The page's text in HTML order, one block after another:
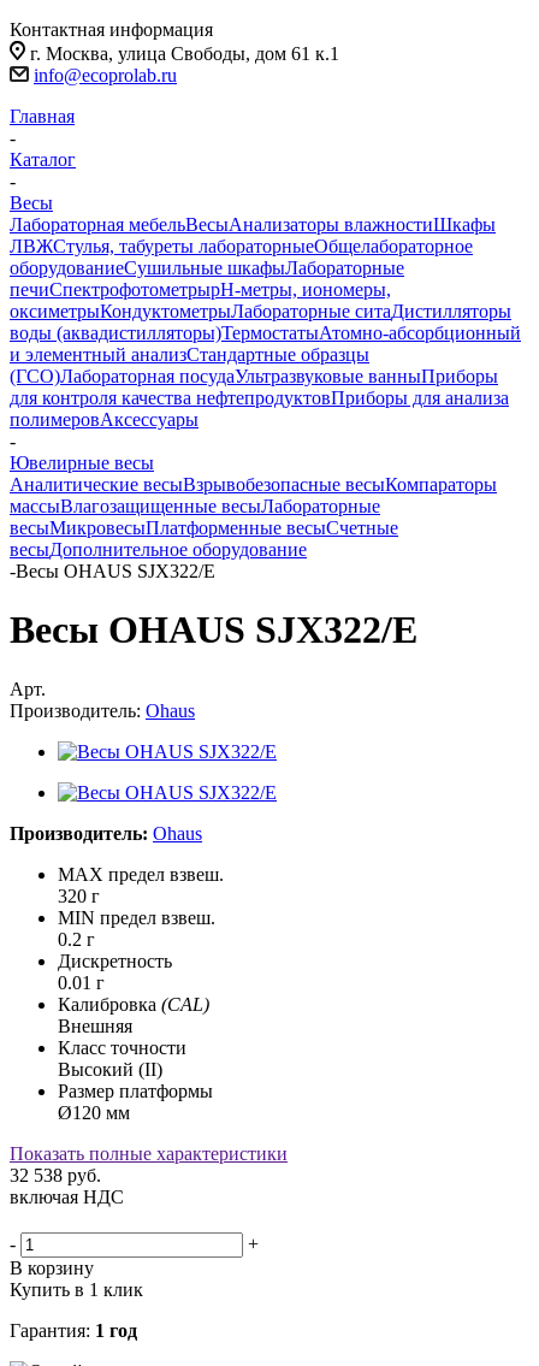
Контактная информация
г. Москва, улица Свободы, дом 61 к.1
info@ecoprolab.ru
Главная
-
Каталог
-
Весы
Лабораторная мебельВесыАнализаторы влажностиШкафы
ЛВЖСтулья, табуреты лабораторныеОбщелабораторное
оборудованиеСушильные шкафыЛабораторные
печиСпектрофотометрыpH-метры, иономеры,
оксиметрыКондуктометрыЛабораторные ситаДистилляторы
воды (аквадистилляторы)ТермостатыАтомно-абсорбционный
и элементный анализСтандартные образцы
(ГСО)Лабораторная посудаУльтразвуковые ванныПриборы
для контроля качества нефтепродуктовПриборы для анализа
полимеровАксессуары
-
Ювелирные весы
Аналитические весыВзрывобезопасные весыКомпараторы
массыВлагозащищенные весыЛабораторные
весыМикровесыПлатформенные весыСчетные
весыДополнительное оборудование
-Весы OHAUS SJX322/E
Весы OHAUS SJX322/E
Арт.
Производитель: Ohaus
Производитель: Ohaus
MAX предел взвеш.
320 г
MIN предел взвеш.
0.2 г
Дискретность
0.01 г
Калибровка (CAL)
Внешняя
Класс точности
Высокий (II)
Размер платформы
Ø120 мм
Показать полные характеристики
32 538 руб.
включая НДС
-
+
В корзину
Купить в 1 клик
Гарантия: 1 год